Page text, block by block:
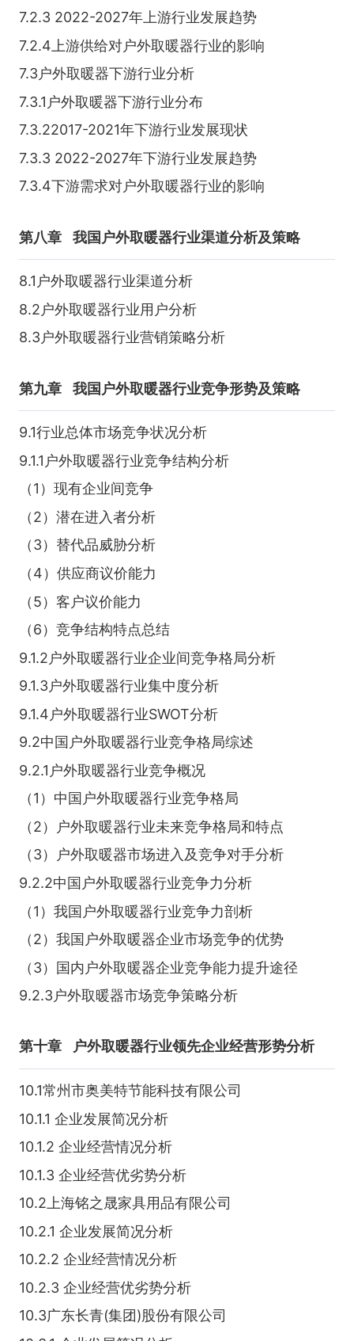
7.2.3 2022-2027年上游行业发展趋势
7.2.4上游供给对户外取暖器行业的影响
7.3户外取暖器下游行业分析
7.3.1户外取暖器下游行业分布
7.3.22017-2021年下游行业发展现状
7.3.3 2022-2027年下游行业发展趋势
7.3.4下游需求对户外取暖器行业的影响
第八章 我国户外取暖器行业渠道分析及策略
8.1户外取暖器行业渠道分析
8.2户外取暖器行业用户分析
8.3户外取暖器行业营销策略分析
第九章 我国户外取暖器行业竞争形势及策略
9.1行业总体市场竞争状况分析
9.1.1户外取暖器行业竞争结构分析
（1）现有企业间竞争
（2）潜在进入者分析
（3）替代品威胁分析
（4）供应商议价能力
（5）客户议价能力
（6）竞争结构特点总结
9.1.2户外取暖器行业企业间竞争格局分析
9.1.3户外取暖器行业集中度分析
9.1.4户外取暖器行业SWOT分析
9.2中国户外取暖器行业竞争格局综述
9.2.1户外取暖器行业竞争概况
（1）中国户外取暖器行业竞争格局
（2）户外取暖器行业未来竞争格局和特点
（3）户外取暖器市场进入及竞争对手分析
9.2.2中国户外取暖器行业竞争力分析
（1）我国户外取暖器行业竞争力剖析
（2）我国户外取暖器企业市场竞争的优势
（3）国内户外取暖器企业竞争能力提升途径
9.2.3户外取暖器市场竞争策略分析
第十章 户外取暖器行业领先企业经营形势分析
10.1常州市奥美特节能科技有限公司
10.1.1 企业发展简况分析
10.1.2 企业经营情况分析
10.1.3 企业经营优劣势分析
10.2上海铭之晟家具用品有限公司
10.2.1 企业发展简况分析
10.2.2 企业经营情况分析
10.2.3 企业经营优劣势分析
10.3广东长青(集团)股份有限公司